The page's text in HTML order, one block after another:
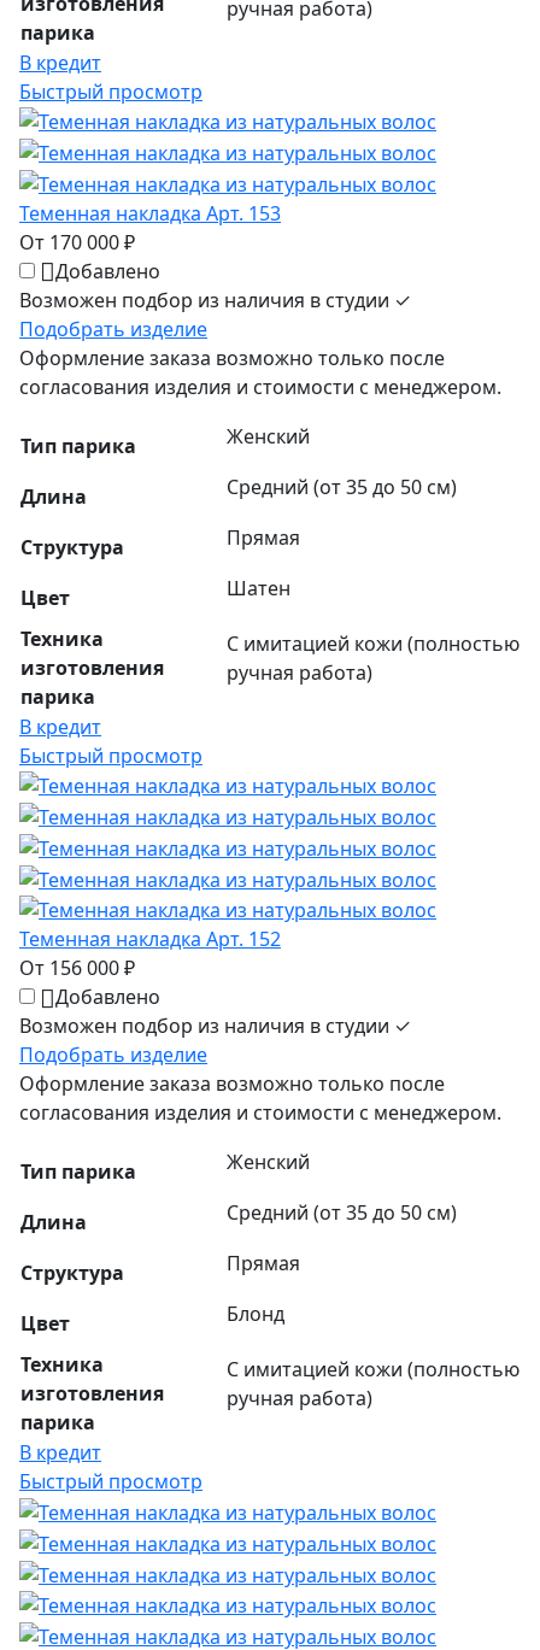
парика
ручная работа)
В кредит
Быстрый просмотр
Теменная накладка Арт. 153
От 170 000 ₽
Добавлено
Возможен подбор из наличия в студии ✓
Подобрать изделие
Оформление заказа возможно только после
согласования изделия и стоимости с менеджером.
Тип парика Женский
Длина Средний (от 35 до 50 см)
Структура Прямая
Цвет
Шатен
Техника
изготовления
парика
С имитацией кожи (полностью
ручная работа)
В кредит
Быстрый просмотр
Теменная накладка Арт. 152
От 156 000 ₽
Добавлено
Возможен подбор из наличия в студии ✓
Подобрать изделие
Оформление заказа возможно только после
согласования изделия и стоимости с менеджером.
Тип парика Женский
Длина Средний (от 35 до 50 см)
Структура Прямая
Цвет
Блонд
Техника
изготовления
парика
С имитацией кожи (полностью
ручная работа)
В кредит
Быстрый просмотр